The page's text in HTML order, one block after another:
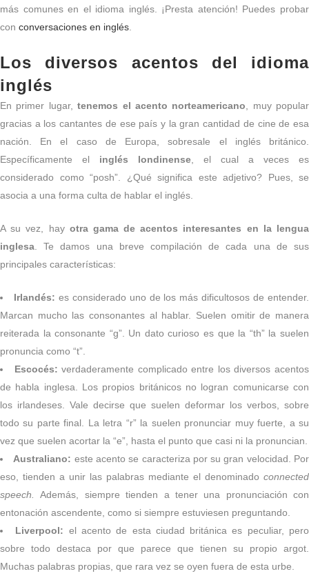
más comunes en el idioma inglés. ¡Presta atención! Puedes probar
con conversaciones en inglés
Los diversos acentos del idioma
inglés
En primer lugar,tenemos el acento norteamericano , muy popular
gracias a los cantantes de ese país y la gran cantidad de cine de esa
nación. En el caso de Europa, sobresale el inglés británico.
Específicamente el inglés londinense , el cual a veces es
considerado como “posh”. ¿Qué significa este adjetivo? Pues, se
asocia a una forma culta de hablar el inglés.
A su vez, hay otra gama de acentos interesantes en la lengua
inglesa . Te damos una breve compilación de cada una de sus
principales características:
Irlandés: es considerado uno de los más dificultosos de entender.
Marcan mucho las consonantes al hablar. Suelen omitir de manera
reiterada la consonante “g”. Un dato curioso es que la “th” la suelen
pronuncia como “t”.
Escocés: verdaderamente complicado entre los diversos acentos
de habla inglesa. Los propios británicos no logran comunicarse con
los irlandeses. Vale decirse que suelen deformar los verbos, sobre
todo su parte final. La letra “r” la suelen pronunciar muy fuerte, a su
vez que suelen acortar la “e”, hasta el punto que casi ni la pronuncian.
Australiano: este acento se caracteriza por su gran velocidad. Por
eso, tienden a unir las palabras mediante el denominado connected
speech.Además, siempre tienden a tener una pronunciación con
entonación ascendente, como si siempre estuviesen preguntando.
Liverpool: el acento de esta ciudad británica es peculiar, pero
sobre todo destaca por que parece que tienen su propio argot.
Muchas palabras propias, que rara vez se oyen fuera de esta urbe.